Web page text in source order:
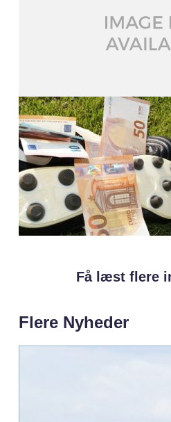
Få læst flere
Flere Nyheder